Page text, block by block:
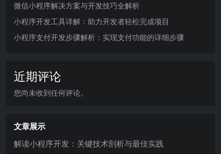
微信小程序解决方案与开发技巧全解析
小程序开发工具详解：助力开发者轻松完成项目
小程序支付开发步骤解析：实现支付功能的详细步骤
近期评论
您尚未收到任何评论。
文章展示
解读小程序开发：关键技术剖析与最佳实践